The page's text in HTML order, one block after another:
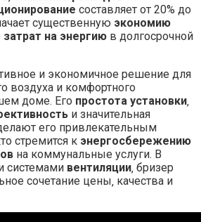
составляет от 20% до
существенную экономию
затрат на энергию в долгосрочной
и экономичное решение для
воздуха и комфортного
доме. Его простота установки
и значительная
его привлекательным
стремится к энергосбережению
на коммунальные услуги. В
системами вентиляции ‚ бризер
сочетание цены‚ качества и